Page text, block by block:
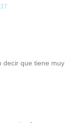
decir que tiene muy